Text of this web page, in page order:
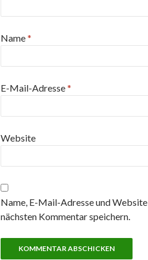
Name*
E-Mail-Adresse*
Website
Name, E-Mail-Adresse und
nächsten Kommentar speichern.